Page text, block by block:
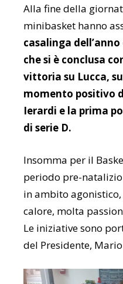
Alla fine della
minibasket hanno
casalinga
che si è conclusa
vittoria su Lucca,
momento positivo
Ierardi e la prima
di serie D.
Insomma per il
periodo pre-
in ambito
calore, molta
Le iniziative sono
del Presidente,